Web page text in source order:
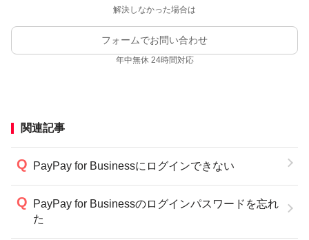
解決しなかった場合は
フォームでお問い合わせ
年中無休 24時間対応
関連記事
PayPay for Businessにログインできない
PayPay for Businessのログインパスワードを忘れ
た